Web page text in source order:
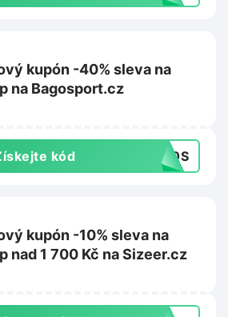
kupón -40% sleva na
na Bagosport.cz
kód A40S
kupón -10% sleva na
nad 1 700 Kč na Sizeer.cz